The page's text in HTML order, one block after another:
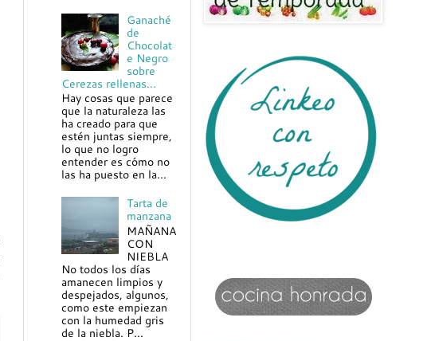
Ganaché
de
Chocolat
e Negro
sobre
Cerezas rellenas...
Hay cosas que parece
que la naturaleza las
ha creado para que
estén juntas siempre,
lo que no logro
entender es cómo no
las ha puesto en la...
Tarta de
manzana
MAÑANA
CON
NIEBLA
No todos los días
amanecen limpios y
despejados, algunos,
como este empiezan
con la humedad gris
de la niebla. P...